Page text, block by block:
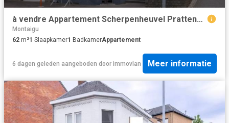
à vendre Appartement Scherpenheuvel Prattenborgstraat
Montaigu
62 m²1 Slaapkamer1 BadkamerAppartement
6 dagen geleden aangeboden door immovlan Meer informatie